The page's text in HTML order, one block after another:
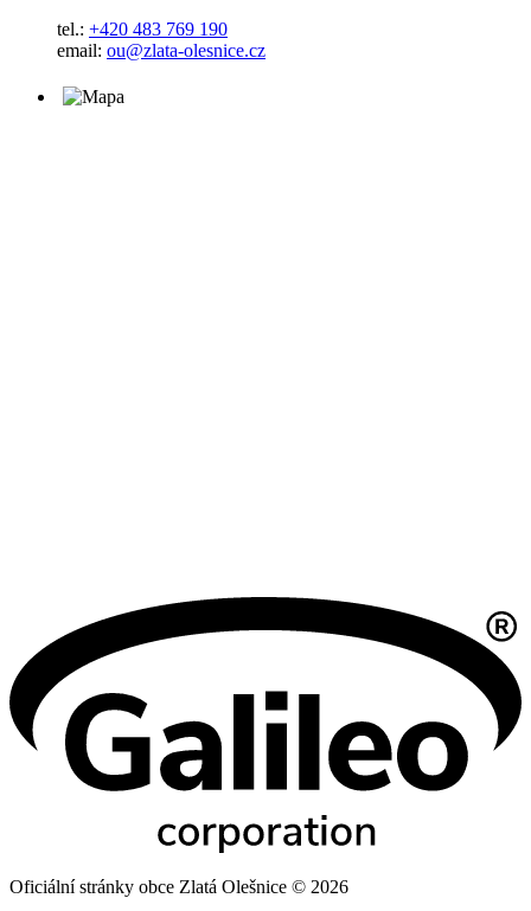
tel.: +420 483 769 190
email: ou@zlata-olesnice.cz
Oficiální stránky obce Zlatá Olešnice © 2026